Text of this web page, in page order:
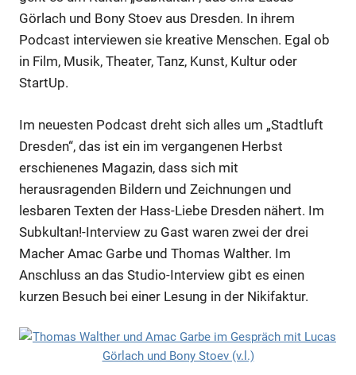
Görlach und Bony Stoev aus Dresden. In ihrem
Podcast interviewen sie kreative Menschen. Egal ob
in Film, Musik, Theater, Tanz, Kunst, Kultur oder
StartUp.
Im neuesten Podcast dreht sich alles um „Stadtluft
Dresden“, das ist ein im vergangenen Herbst
erschienenes Magazin, dass sich mit
herausragenden Bildern und Zeichnungen und
lesbaren Texten der Hass-Liebe Dresden nähert. Im
Subkultan!-Interview zu Gast waren zwei der drei
Macher Amac Garbe und Thomas Walther. Im
Anschluss an das Studio-Interview gibt es einen
kurzen Besuch bei einer Lesung in der Nikifaktur.